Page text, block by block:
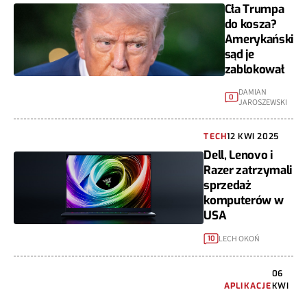
Cła Trumpa
do kosza?
Amerykański
sąd je
zablokował
0 DAMIAN
JAROSZEWSKI
TECH12 KWI 2025
Dell, Lenovo i
Razer zatrzymali
sprzedaż
komputerów w
USA
10 LECH OKOŃ
APLIKACJE
06
KWI